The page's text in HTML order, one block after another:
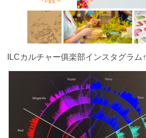
ILCカルチャー俱楽部インスタグラム↑